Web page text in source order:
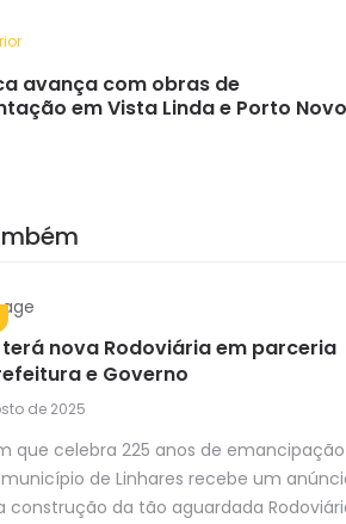
avança com obras de
em Vista Linda e Porto Novo
terá nova Rodoviária em parceria
e Governo
de 2025
que celebra 225 anos de emancipação
de Linhares recebe um
construção da tão aguardada